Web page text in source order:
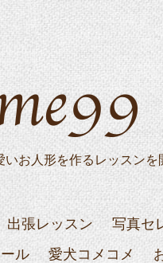
いお人形を作るレッスン
出張レッスン 写真セ
ル 愛犬コメコメ